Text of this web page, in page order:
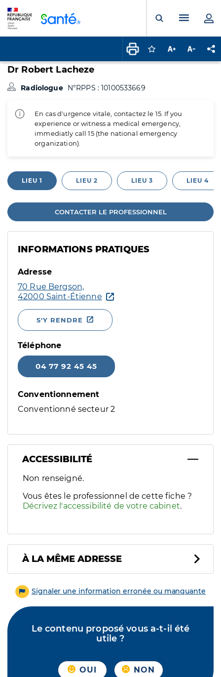
Ouvrir laMenu
Connectez-vous
Augmenter la
Dr Robert Lacheze
Radiologue N°RPPS : 10100533669
En cas d'urgence vitale, contactez le 15. If you
experience or witness a medical emergency,
immediatly call 15 (the national emergency
organization).
LIEU 1 LIEU 2 LIEU 3 LIEU 4
CONTACTER LE PROFESSIONNEL
INFORMATIONS PRATIQUES
Adresse
70 Rue Bergson,
42000 Saint-Étienne
S'Y RENDRE
Téléphone
04 77 92 45 45
Conventionnement
Conventionné secteur 2
ACCESSIBILITÉ
Filtres
Sélectionnez un ou plusieurs handicaps/besoins
Non renseigné.
Vous êtes le professionnel de cette fiche ?
Décrivez l'accessibilité de votre cabinet.
À LA MÊME ADRESSE
Signaler une information erronée ou manquante
Le contenu proposé vous a-t-il été
utile ?
OUI NON